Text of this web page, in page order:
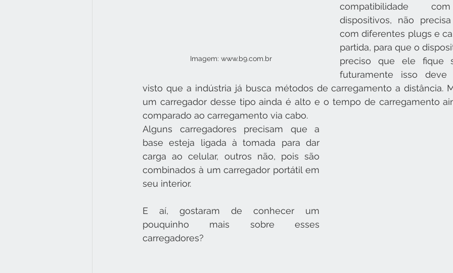
Imagem: www.b9.com.br
compatibilidade
dispositivos, não
com diferentes plugs e
partida, para que o
preciso que ele fique
futuramente isso deve
visto que a indústria já busca métodos de carregamento a distância.
um carregador desse tipo ainda é alto e o tempo de carregamento
comparado ao carregamento via cabo.
Alguns carregadores precisam que a
base esteja ligada à tomada para dar
carga ao celular, outros não, pois são
combinados à um carregador portátil em
seu interior.
E aí, gostaram de conhecer um
pouquinho mais sobre esses
carregadores?